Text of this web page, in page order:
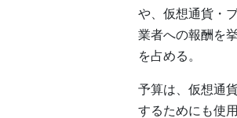
や、仮想通貨・
業者への報酬を
を占める。
予算は、仮想通
するためにも使